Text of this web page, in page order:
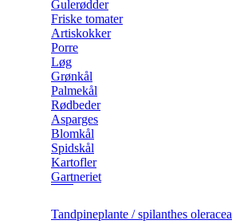
Gulerødder
Friske tomater
Artiskokker
Porre
Løg
Grønkål
Palmekål
Rødbeder
Asparges
Blomkål
Spidskål
Kartofler
Gartneriet
Tandpineplante / spilanthes oleracea